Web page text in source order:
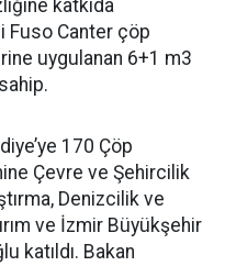
katkıda
Fuso Canter çöp
uygulanan 6+1 m3
170 Çöp
Çevre ve Şehircilik
Denizcilik ve
ve İzmir Büyükşehir
katıldı. Bakan